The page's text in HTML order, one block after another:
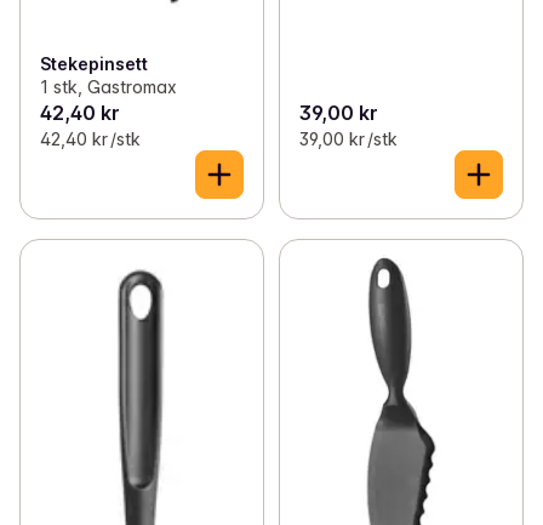
Stekepinsett
1 stk, Gastromax
42,40 kr
42,40 kr /stk
39,00 kr
39,00 kr /stk